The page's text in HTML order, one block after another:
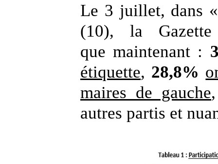
Le 3 juillet, dans
(10), la
que maintenant :
étiquette, 28,8%
maires de gauche
autres partis et